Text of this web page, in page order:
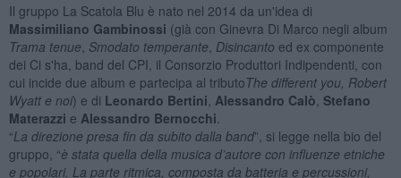
Il gruppo La Scatola Blu è nato nel 2014 da un'idea di
Massimiliano Gambinossi (già con Ginevra Di Marco negli album
Trama tenue Smodato temperante Disincanto ed ex componente
dei Ci s'ha, band del CPI, il Consorzio Produttori Indipendenti, con
cui incide due album e partecipa al tributoThe different you, Robert
Wyatt e noi) e di Leonardo Bertini Alessandro Calò Stefano
Materazzi e Alessandro Bernocchi
“La direzione presa fin da subito dalla band”, si legge nella bio del
gruppo, “è stata quella della musica d’autore con influenze etniche
e popolari. La parte ritmica, composta da batteria e percussioni,